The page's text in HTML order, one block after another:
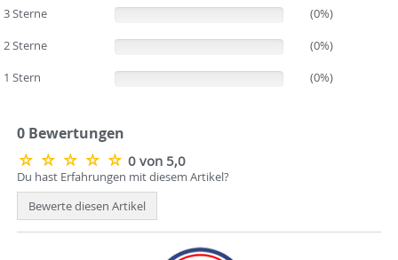
3 Sterne
(0%)
2 Sterne
(0%)
1 Stern
(0%)
0 Bewertungen
0 von 5,0
Du hast Erfahrungen mit diesem Artikel?
Bewerte diesen Artikel